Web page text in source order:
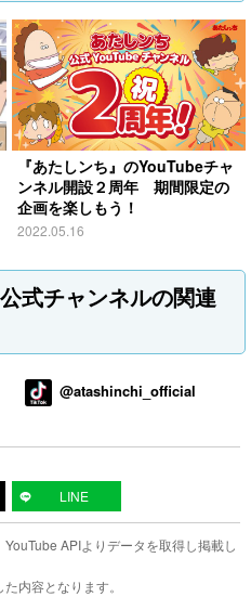
『あたしンち』のYouTubeチャ
ンネル開設２周年 期間限定の
企画を楽しもう！
2022.05.16
式チャンネルの関連
@atashinchi_official
LINE
APIよりデータを取得し掲載し
内容となります。